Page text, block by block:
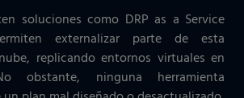
soluciones como DRP as a Service
externalizar parte de esta
replicando entornos virtuales en
obstante, ninguna herramienta